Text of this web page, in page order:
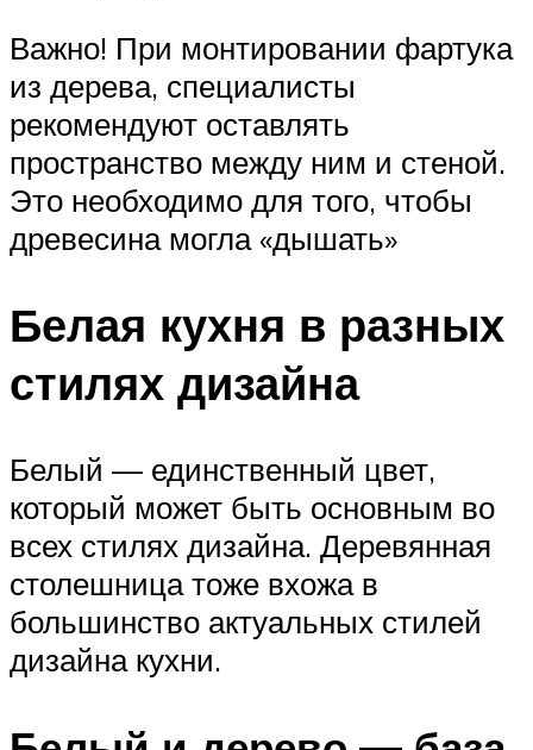
Важно! При монтировании фартука
из дерева, специалисты
рекомендуют оставлять
пространство между ним и стеной.
Это необходимо для того, чтобы
древесина могла «дышать»
Белая кухня в разных
стилях дизайна
Белый — единственный цвет,
который может быть основным во
всех стилях дизайна. Деревянная
столешница тоже вхожа в
большинство актуальных стилей
дизайна кухни.